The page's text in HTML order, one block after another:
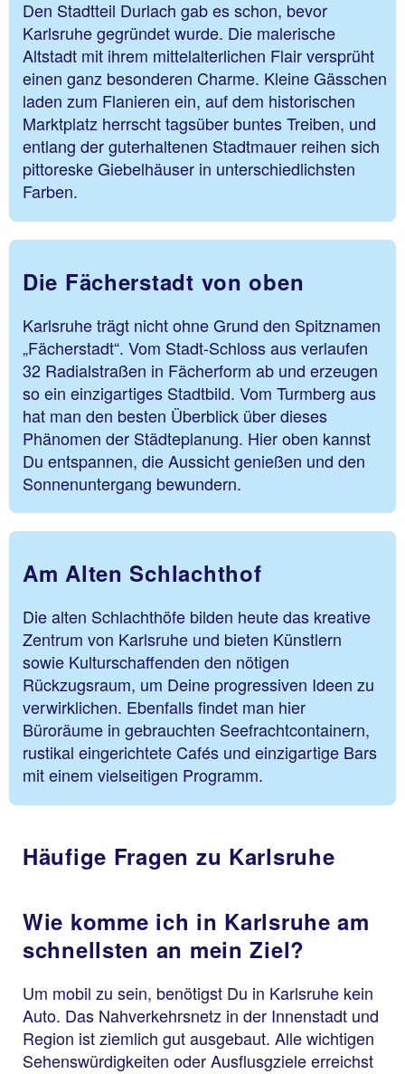
Den Stadtteil Durlach gab es schon, bevor
Karlsruhe gegründet wurde. Die malerische
Altstadt mit ihrem mittelalterlichen Flair versprüht
einen ganz besonderen Charme. Kleine Gässchen
laden zum Flanieren ein, auf dem historischen
Marktplatz herrscht tagsüber buntes Treiben, und
entlang der guterhaltenen Stadtmauer reihen sich
pittoreske Giebelhäuser in unterschiedlichsten
Farben.
Die Fächerstadt von oben
Karlsruhe trägt nicht ohne Grund den Spitznamen
„Fächerstadt“. Vom Stadt-Schloss aus verlaufen
32 Radialstraßen in Fächerform ab und erzeugen
so ein einzigartiges Stadtbild. Vom Turmberg aus
hat man den besten Überblick über dieses
Phänomen der Städteplanung. Hier oben kannst
Du entspannen, die Aussicht genießen und den
Sonnenuntergang bewundern.
Am Alten Schlachthof
Die alten Schlachthöfe bilden heute das kreative
Zentrum von Karlsruhe und bieten Künstlern
sowie Kulturschaffenden den nötigen
Rückzugsraum, um Deine progressiven Ideen zu
verwirklichen. Ebenfalls findet man hier
Büroräume in gebrauchten Seefrachtcontainern,
rustikal eingerichtete Cafés und einzigartige Bars
mit einem vielseitigen Programm.
Häufige Fragen zu Karlsruhe
Wie komme ich in Karlsruhe am
schnellsten an mein Ziel?
Um mobil zu sein, benötigst Du in Karlsruhe kein
Auto. Das Nahverkehrsnetz in der Innenstadt und
Region ist ziemlich gut ausgebaut. Alle wichtigen
Sehenswürdigkeiten oder Ausflusgziele erreichst